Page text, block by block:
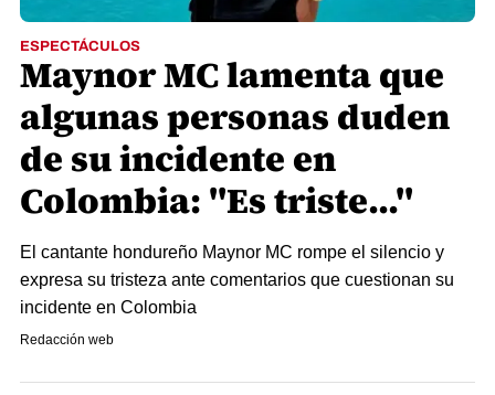
ESPECTÁCULOS
Maynor MC lamenta que
algunas personas duden
de su incidente en
Colombia: "Es triste..."
El cantante hondureño Maynor MC rompe el silencio y
expresa su tristeza ante comentarios que cuestionan su
incidente en Colombia
Redacción web